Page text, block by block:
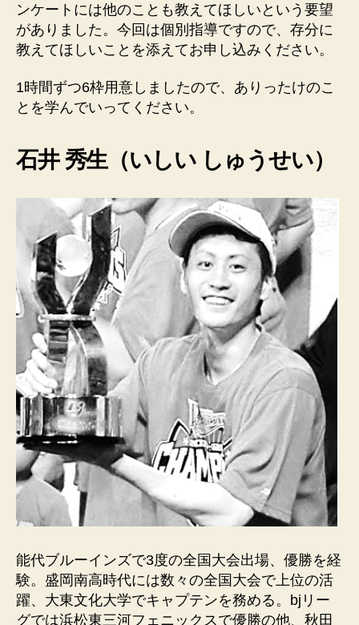
ンケートには他のことも教えてほしいという要望
がありました。今回は個別指導ですので、存分に
教えてほしいことを添えてお申し込みください。
1時間ずつ6枠用意しましたので、ありったけのこ
とを学んでいってください。
石井 秀生（いしい しゅうせい）
能代ブルーインズで3度の全国大会出場、優勝を経
験。盛岡南高時代には数々の全国大会で上位の活
躍、大東文化大学でキャプテンを務める。bjリー
グでは浜松東三河フェニックスで優勝の他、秋田